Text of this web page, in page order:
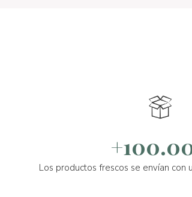
Los productos frescos se envían con